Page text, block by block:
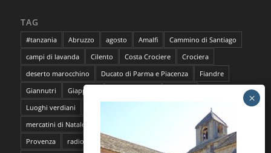
TAG
#tanzania Abruzzo agosto Amalfi
Cammino di Santiago
campi di lavanda
Cilento Costa Crociere
Crociera
deserto marocchino
Ducato di Parma e Piacenza
Fiandre
Giannutri
Giappone
Luoghi verdiani
mercatini di Natale
Pescara
Provenza
radioMBun Ragusa safari fotografico
Sahara